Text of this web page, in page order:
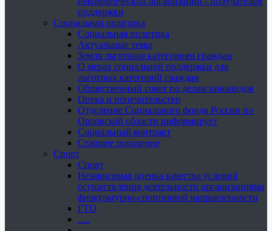
поддержки
Социальная политика
Социальная политика
Актуальные темы
Земля льготным категориям граждан
О мерах социальной поддержки для
льготных категорий граждан
Общественный совет по делам инвалидов
Опека и попечительство
Отделение Социального фонда России по
Орловской области информирует
Социальный контракт
Старшее поколение
Спорт
Спорт
Независимая оценка качества условий
осуществления деятельности организациями
физкультурно-спортивной направленности
ГТО
.....